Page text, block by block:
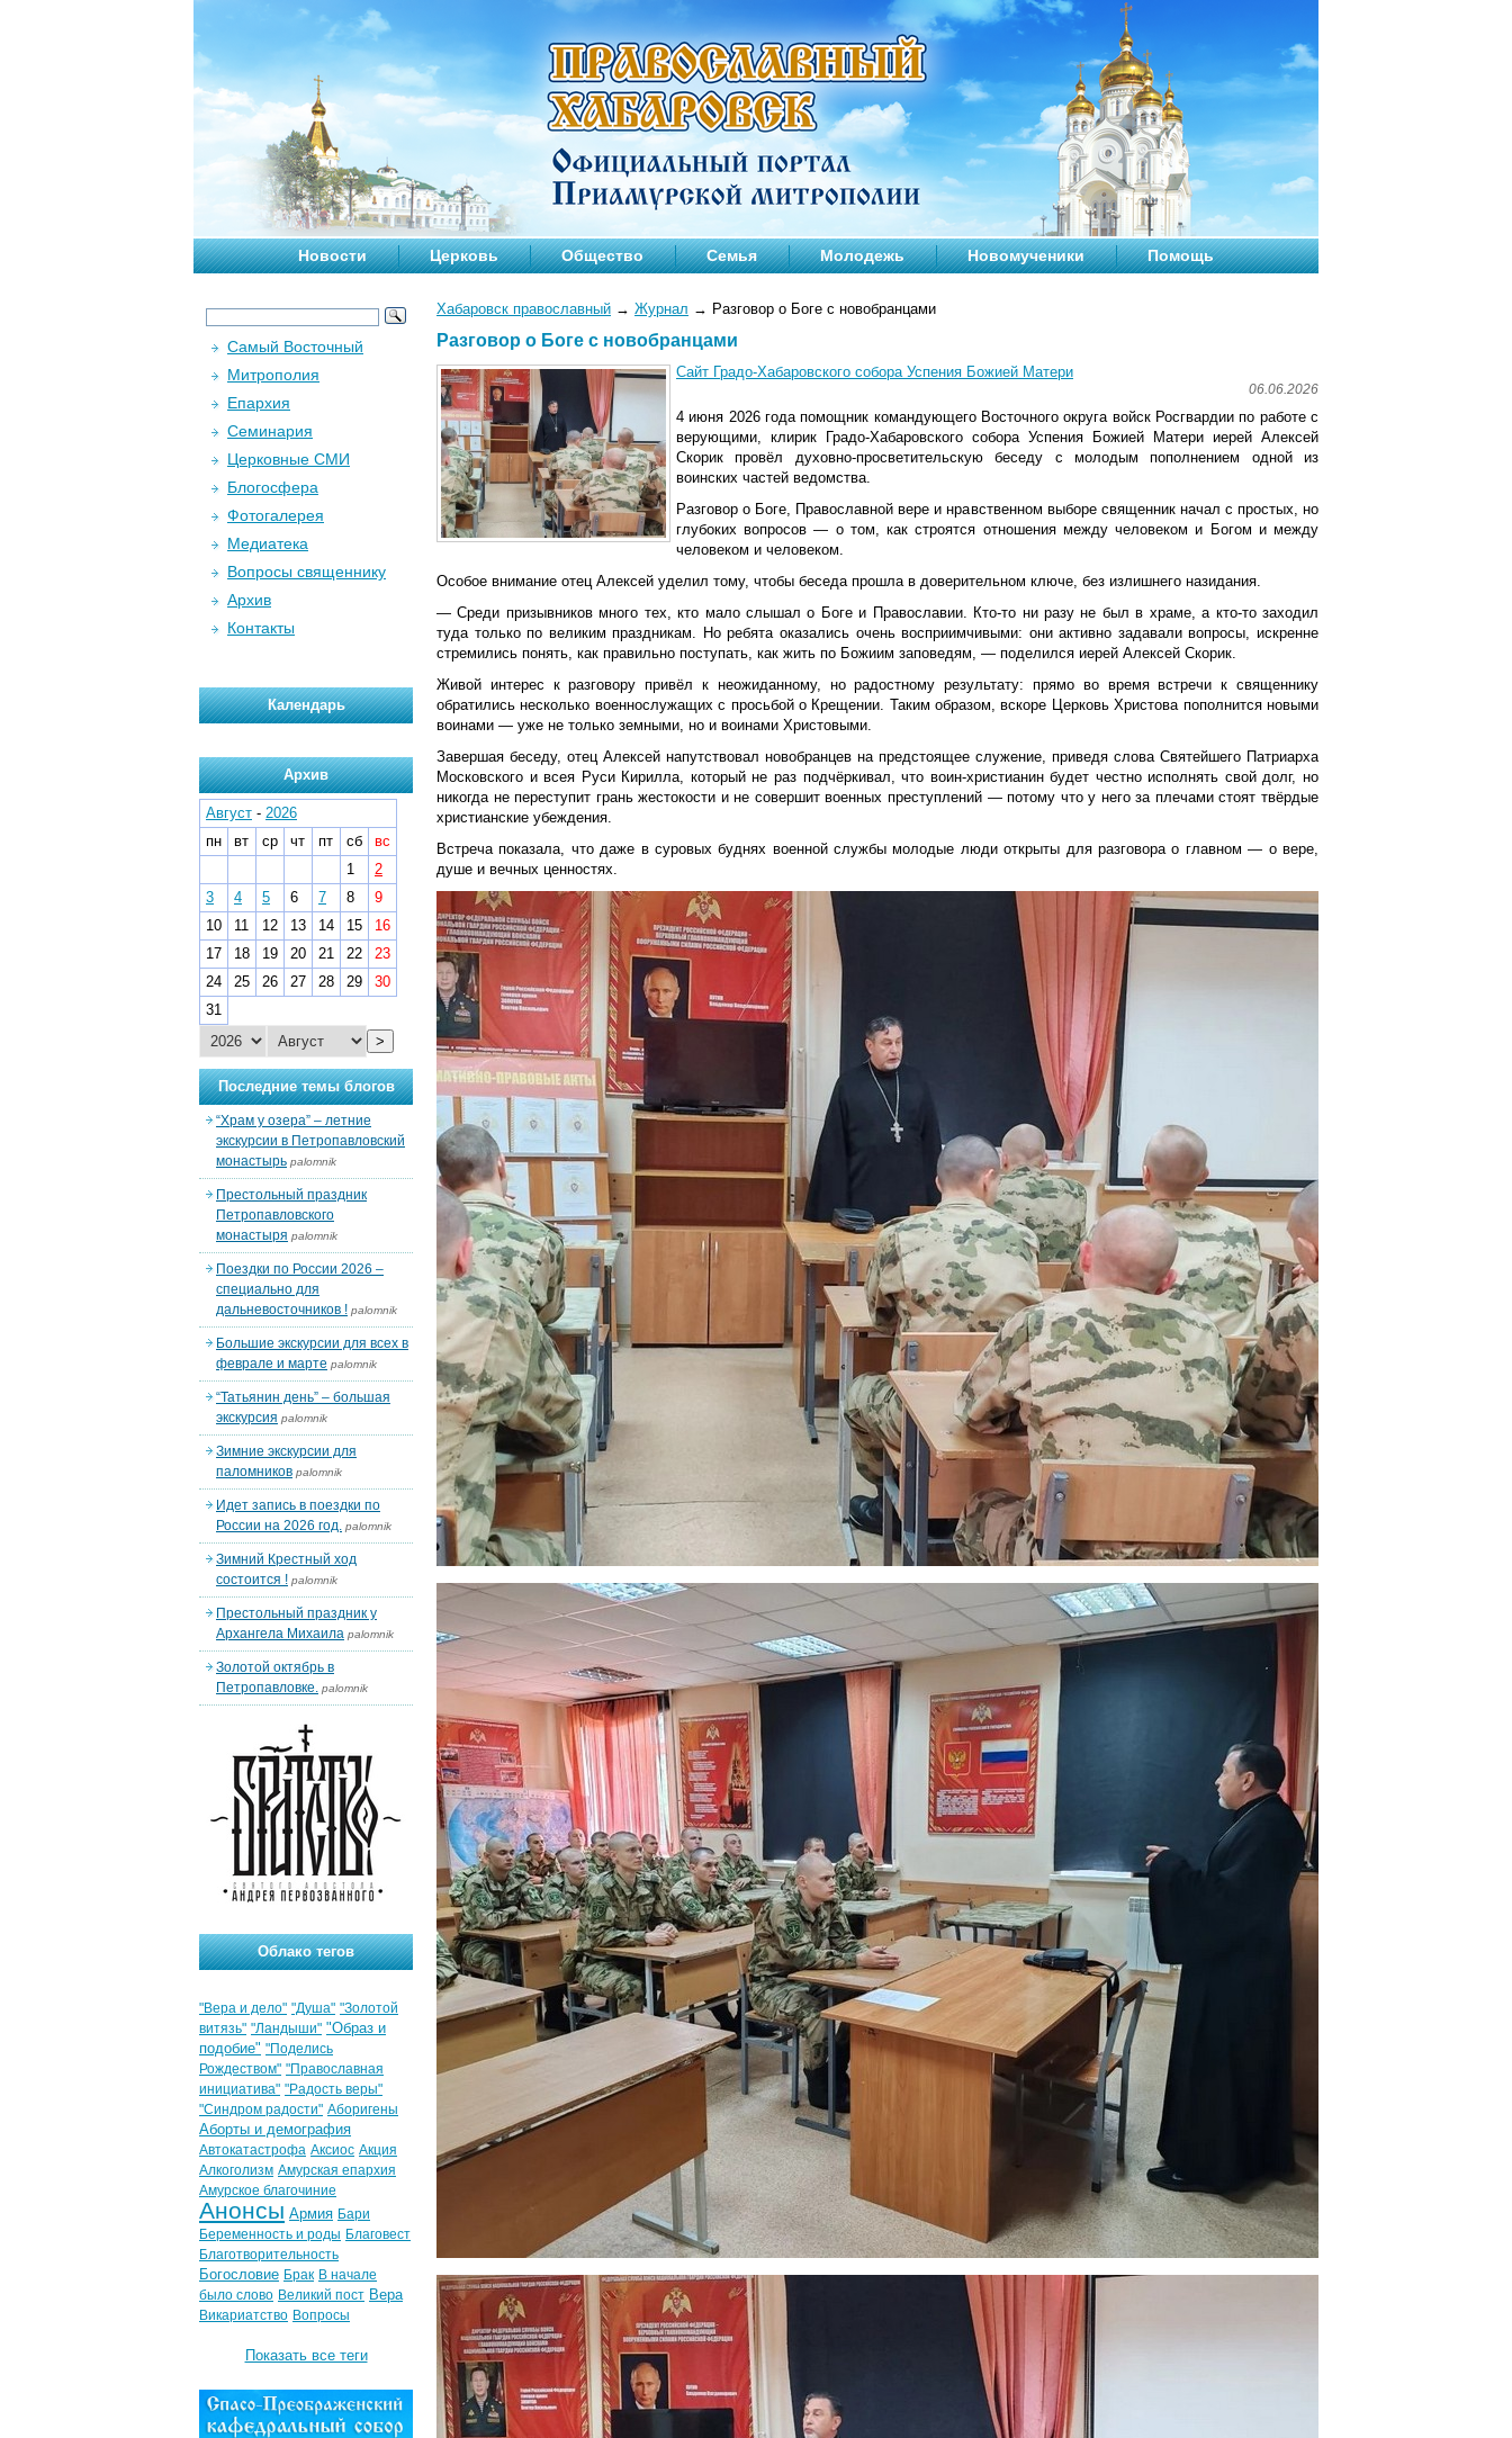
Новости Церковь Общество Семья Молодежь Новомученики Помощь
Хабаровск православный → Журнал → Разговор о Боге с новобранцами
Разговор о Боге с новобранцами
Сайт Градо-Хабаровского собора Успения Божией Матери
06.06.2026
4 июня 2026 года помощник командующего Восточного округа войск Росгвардии по работе с
верующими, клирик Градо-Хабаровского собора Успения Божией Матери иерей Алексей
Скорик провёл духовно-просветительскую беседу с молодым пополнением одной из
воинских частей ведомства.
Разговор о Боге, Православной вере и нравственном выборе священник начал с простых, но
глубоких вопросов — о том, как строятся отношения между человеком и Богом и между
человеком и человеком.
Особое внимание отец Алексей уделил тому, чтобы беседа прошла в доверительном ключе, без излишнего назидания.
— Среди призывников много тех, кто мало слышал о Боге и Православии. Кто-то ни разу не был в храме, а кто-то заходил
туда только по великим праздникам. Но ребята оказались очень восприимчивыми: они активно задавали вопросы, искренне
стремились понять, как правильно поступать, как жить по Божиим заповедям, — поделился иерей Алексей Скорик.
Живой интерес к разговору привёл к неожиданному, но радостному результату: прямо во время встречи к священнику
обратились несколько военнослужащих с просьбой о Крещении. Таким образом, вскоре Церковь Христова пополнится новыми
воинами — уже не только земными, но и воинами Христовыми.
Завершая беседу, отец Алексей напутствовал новобранцев на предстоящее служение, приведя слова Святейшего Патриарха
Московского и всея Руси Кирилла, который не раз подчёркивал, что воин-христианин будет честно исполнять свой долг, но
никогда не переступит грань жестокости и не совершит военных преступлений — потому что у него за плечами стоят твёрдые
христианские убеждения.
Встреча показала, что даже в суровых буднях военной службы молодые люди открыты для разговора о главном — о вере,
душе и вечных ценностях.
Самый Восточный
Митрополия
Епархия
Семинария
Церковные СМИ
Блогосфера
Фотогалерея
Медиатека
Вопросы священнику
Архив
Контакты
Календарь
Архив
Август - 2026
пн
вт ср чт пт сб
вс
1
2
3
4 5 6 7 8
9
10
11 12 13 14 15
16
17
18 19 20 21 22
23
24
25 26 27 28 29
30
31
>
Последние темы блогов
“Храм у озера” – летние
экскурсии в Петропавловский
монастырь palomnik
Престольный праздник
Петропавловского
монастыря palomnik
Поездки по России 2026 –
специально для
дальневосточников ! palomnik
Большие экскурсии для всех в
феврале и марте palomnik
“Татьянин день” – большая
экскурсия palomnik
Зимние экскурсии для
паломников palomnik
Идет запись в поездки по
России на 2026 год. palomnik
Зимний Крестный ход
состоится ! palomnik
Престольный праздник у
Архангела Михаила palomnik
Золотой октябрь в
Петропавловке. palomnik
Облако тегов
"Вера и дело" "Душа" "Золотой
витязь" "Ландыши" "Образ и
подобие" "Поделись
Рождеством" "Православная
инициатива" "Радость веры"
"Синдром радости" Аборигены
Аборты и демография
Автокатастрофа Аксиос Акция
Алкоголизм Амурская епархия
Амурское благочиние
Анонсы Армия Бари
Беременность и роды Благовест
Благотворительность
Богословие Брак В начале
было слово Великий пост Вера
Викариатство Вопросы
Показать все теги